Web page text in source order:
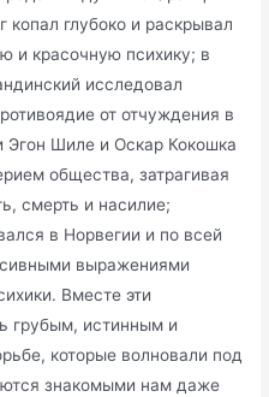
копал глубоко и раскрывал
и красочную психику; в
исследовал
от отчуждения в
Шиле и Оскар Кокошка
общества, затрагивая
смерть и насилие;
в Норвегии и по всей
выражениями
Вместе эти
грубым, истинным и
которые волновали под
знакомыми нам даже